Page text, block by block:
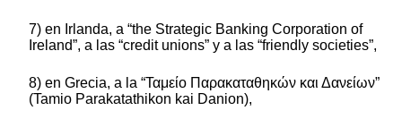
7) en Irlanda, a “the Strategic Banking Corporation of
Ireland”, a las “credit unions” y a las “friendly societies”,
8) en Grecia, a la “Ταμείο Παρακαταθηκών και Δανείων”
(Tamio Parakatathikon kai Danion),